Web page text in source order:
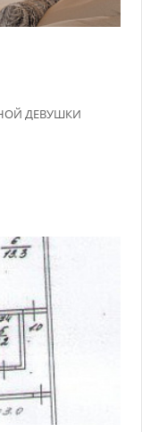
ДЕВУШКИ